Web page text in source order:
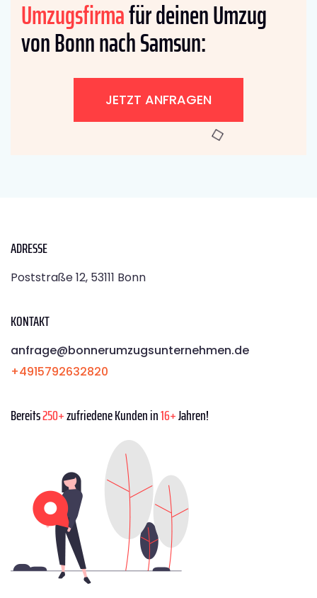
Umzugsfirmafür deinen Umzug
von Bonn nach Samsun:
JETZT ANFRAGEN
ADRESSE
Poststraße 12, 53111 Bonn
KONTAKT
anfrage@bonnerumzugsunternehmen.de
+4915792632820
Bereits250+zufriedene Kunden in16+Jahren!